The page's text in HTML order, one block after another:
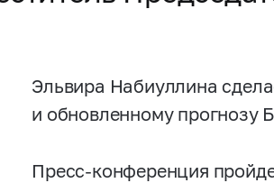
Эльвира Набиуллина
и обновленному прогнозу
Пресс-конференция